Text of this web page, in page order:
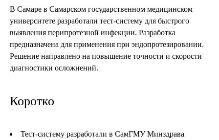
В Самаре в Самарском государственном медицинском
университете разработали тест-систему для быстрого
выявления перипротезной инфекции. Разработка
предназначена для применения при эндопротезировании.
Решение направлено на повышение точности и скорости
диагностики осложнений.
Коротко
Тест-систему разработали в СамГМУ Минздрава